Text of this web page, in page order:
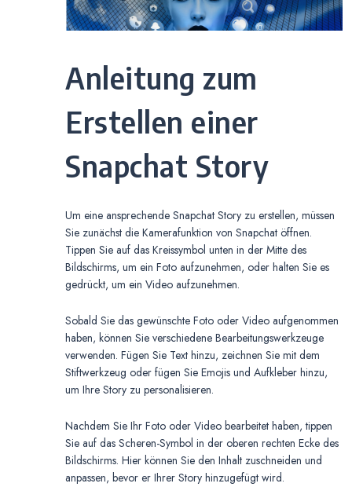
Anleitung zum
Erstellen einer
Snapchat Story
Um eine ansprechende Snapchat Story zu erstellen, müssen
Sie zunächst die Kamerafunktion von Snapchat öffnen.
Tippen Sie auf das Kreissymbol unten in der Mitte des
Bildschirms, um ein Foto aufzunehmen, oder halten Sie es
gedrückt, um ein Video aufzunehmen.
Sobald Sie das gewünschte Foto oder Video aufgenommen
haben, können Sie verschiedene Bearbeitungswerkzeuge
verwenden. Fügen Sie Text hinzu, zeichnen Sie mit dem
Stiftwerkzeug oder fügen Sie Emojis und Aufkleber hinzu,
um Ihre Story zu personalisieren.
Nachdem Sie Ihr Foto oder Video bearbeitet haben, tippen
Sie auf das Scheren-Symbol in der oberen rechten Ecke des
Bildschirms. Hier können Sie den Inhalt zuschneiden und
anpassen, bevor er Ihrer Story hinzugefügt wird.